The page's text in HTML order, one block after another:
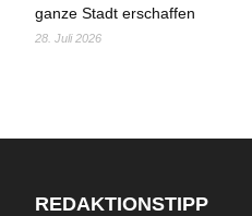
ganze Stadt erschaffen
28. Juli 2026
REDAKTIONSTIPP